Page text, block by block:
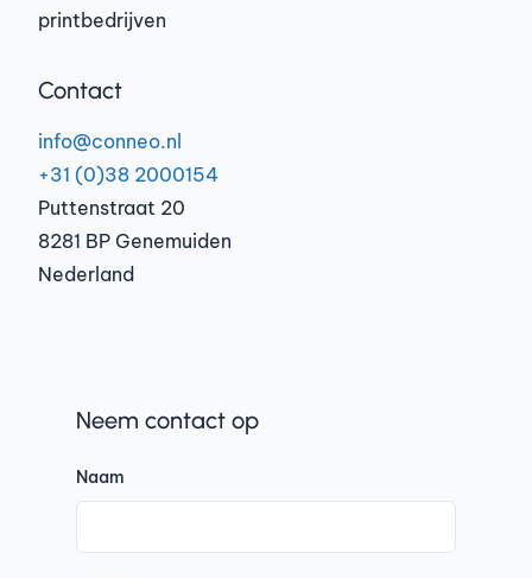
printbedrijven
Contact
info@conneo.nl
+31 (0)38 2000154
Puttenstraat 20
8281 BP Genemuiden
Nederland
Neem contact op
Naam